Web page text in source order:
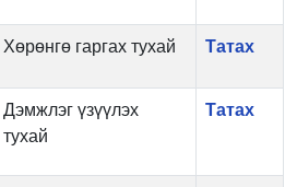
Хөрөнгө гаргах тухай Татах
Дэмжлэг үзүүлэх
тухай
Татах